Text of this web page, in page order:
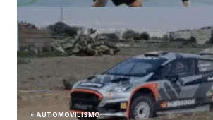
AUTOMOVILISMO